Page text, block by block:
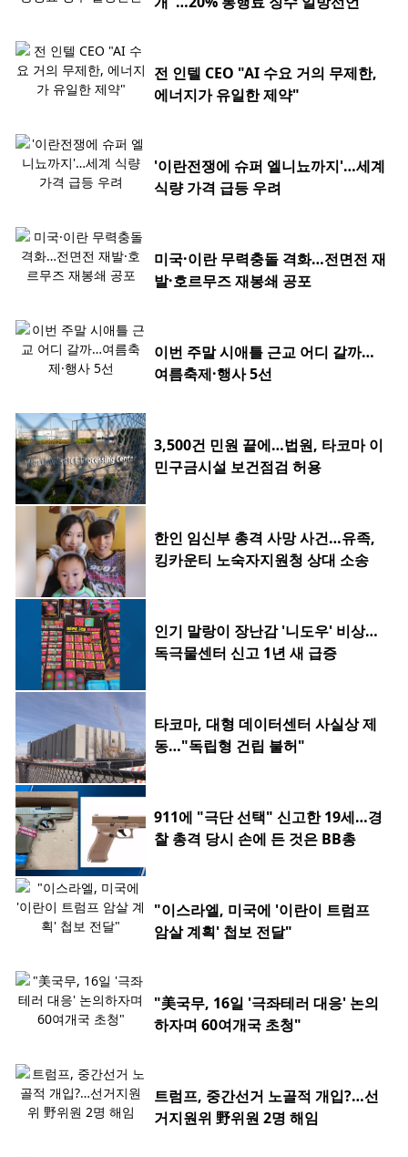
전 인텔 CEO "AI 수요 거의 무제한,
에너지가 유일한 제약"
'이란전쟁에 슈퍼 엘니뇨까지'…세계
식량 가격 급등 우려
미국·이란 무력충돌 격화…전면전 재
발·호르무즈 재봉쇄 공포
이번 주말 시애틀 근교 어디 갈까…
여름축제·행사 5선
3,500건 민원 끝에…법원, 타코마 이
민구금시설 보건점검 허용
한인 임신부 총격 사망 사건…유족,
킹카운티 노숙자지원청 상대 소송
인기 말랑이 장난감 '니도우' 비상…
독극물센터 신고 1년 새 급증
타코마, 대형 데이터센터 사실상 제
동…"독립형 건립 불허"
911에 "극단 선택" 신고한 19세…경
찰 총격 당시 손에 든 것은 BB총
"이스라엘, 미국에 '이란이 트럼프
암살 계획' 첩보 전달"
"美국무, 16일 '극좌테러 대응' 논의
하자며 60여개국 초청"
트럼프, 중간선거 노골적 개입?…선
거지원위 野위원 2명 해임